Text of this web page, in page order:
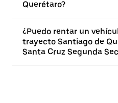
Querétaro?
¿Puedo rentar un
trayecto Santiago de
Santa Cruz Segunda